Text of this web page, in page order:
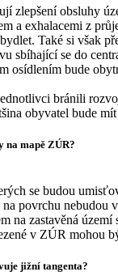
zlepšení obsluhy
a exhalacemi z
Také si však
sbíhající se do
osídlením bude
bránili
obyvatel bude
na mapě ZÚR?
se budou
povrchu nebudou
na zastavěná
v ZÚR mohou
jižní tangenta?